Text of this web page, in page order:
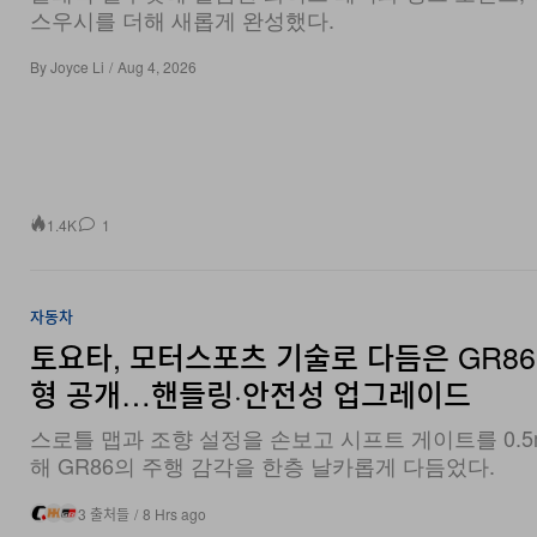
ByJoyce Li / Aug 4, 2026
토요타, 모터스포츠 기술로 다듬은 GR86
형 공개…핸들링·안전성 업그레이드
스로틀 맵과 조향 설정을 손보고 시프트 게이트를
해 GR86의 주행 감각을 한층 날카롭게 다듬었다.
3 출처들 8 Hrs ago